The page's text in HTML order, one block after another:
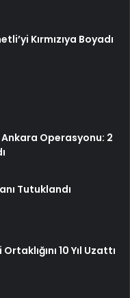
Kırmızıya Boyadı
Operasyonu: 2
Tutuklandı
10 Yıl Uzattı